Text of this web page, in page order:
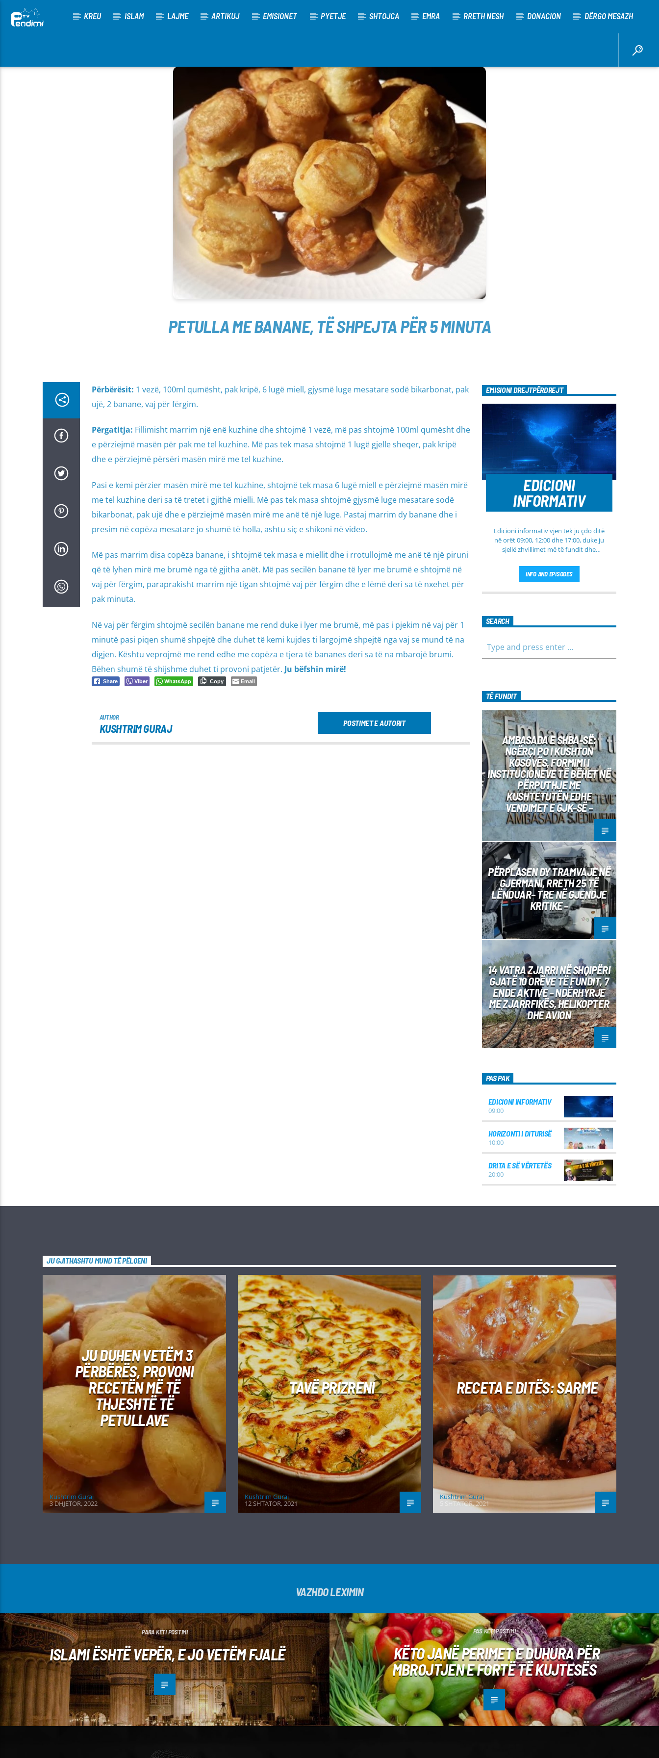
KREU ISLAM LAJME ARTIKUJ EMISIONET PYETJE SHTOJCA EMRA RRETH NESH DONACION DËRGO MESAZH
PETULLA ME BANANE, TË SHPEJTA PËR 5 MINUTA
Përbërësit: 1 vezë, 100ml qumësht, pak kripë, 6 lugë miell, gjysmë luge mesatare sodë bikarbonat, pak
ujë, 2 banane, vaj për fërgim.
Përgatitja: Fillimisht marrim një enë kuzhine dhe shtojmë 1 vezë, më pas shtojmë 100ml qumësht dhe
e përziejmë masën për pak me tel kuzhine. Më pas tek masa shtojmë 1 lugë gjelle sheqer, pak kripë
dhe e përziejmë përsëri masën mirë me tel kuzhine.
Pasi e kemi përzier masën mirë me tel kuzhine, shtojmë tek masa 6 lugë miell e përziejmë masën mirë
me tel kuzhine deri sa të tretet i gjithë mielli. Më pas tek masa shtojmë gjysmë luge mesatare sodë
bikarbonat, pak ujë dhe e përziejmë masën mirë me anë të një luge. Pastaj marrim dy banane dhe i
presim në copëza mesatare jo shumë të holla, ashtu siç e shikoni në video.
Më pas marrim disa copëza banane, i shtojmë tek masa e miellit dhe i rrotullojmë me anë të një piruni
që të lyhen mirë me brumë nga të gjitha anët. Më pas secilën banane të lyer me brumë e shtojmë në
vaj për fërgim, paraprakisht marrim një tigan shtojmë vaj për fërgim dhe e lëmë deri sa të nxehet për
pak minuta.
Në vaj për fërgim shtojmë secilën banane me rend duke i lyer me brumë, më pas i pjekim në vaj për 1
minutë pasi piqen shumë shpejtë dhe duhet të kemi kujdes ti largojmë shpejtë nga vaj se mund të na
digjen. Kështu veprojmë me rend edhe me copëza e tjera të bananes deri sa të na mbarojë brumi.
Bëhen shumë të shijshme duhet ti provoni patjetër. Ju bëfshin mirë!
Share Viber WhatsApp Copy Email
AUTHOR
KUSHTRIM GURAJ POSTIMET E AUTORIT
EMISIONI DREJTPËRDREJT
EDICIONI
INFORMATIV
Edicioni informativ vjen tek ju çdo ditë
në orët 09:00, 12:00 dhe 17:00, duke ju
sjellë zhvillimet më të fundit dhe
Kosova, rajoni dhe bota. Në këtë
edicion do të gjeni lajme të
përfshirë politikën, shoqërinë dhe
për sportin dhe parashikimin e motit.
Qëndroni me ne për informim të saktë,
INFO AND EPISODES
SEARCH
TË FUNDIT
AMBASADA E SHBA-SË:
NGËRÇI PO I KUSHTON
KOSOVËS, FORMIMI I
INSTITUCIONEVE TË BËHET NË
PËRPUTHJE ME
KUSHTETUTËN EDHE
VENDIMET E GJK-SË –
PËRPLASEN DY TRAMVAJE NË
GJERMANI, RRETH 25 TË
LËNDUAR– TRE NË GJENDJE
KRITIKE –
14 VATRA ZJARRI NË SHQIPËRI
GJATË 10 ORËVE TË FUNDIT, 7
ENDE AKTIVE – NDËRHYRJE
ME ZJARRFIKËS, HELIKOPTER
DHE AVION
PAS PAK
EDICIONI INFORMATIV
09:00
HORIZONTI I DITURISË
10:00
DRITA E SË VËRTETËS
20:00
JU GJITHASHTU MUND TË PËLQENI
JU DUHEN VETËM 3
PËRBËRËS, PROVONI
RECETËN MË TË
THJESHTË TË
PETULLAVE
Kushtrim Guraj
3 DHJETOR, 2022
TAVË PRIZRENI
Kushtrim Guraj
12 SHTATOR, 2021
RECETA E DITËS: SARME
Kushtrim Guraj
5 SHTATOR, 2021
VAZHDO LEXIMIN
PARA KËTI POSTIMI
ISLAMI ËSHTË VEPËR, E JO VETËM FJALË
PAS KËTI POSTIMI
KËTO JANË PERIMET E DUHURA PËR
MBROJTJEN E FORTË TË KUJTESËS